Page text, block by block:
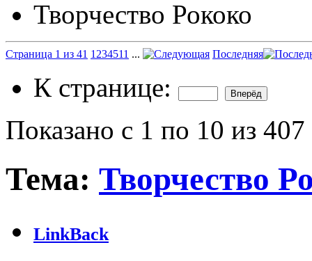
Творчество Рококо
Страница 1 из 41 1 234511 ... Последняя
К странице:
Показано с 1 по 10 из 407
Тема: Творчество
LinkBack